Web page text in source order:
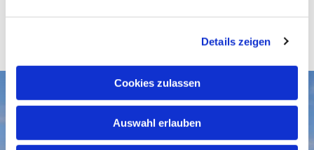
Details zeigen
Cookies zulassen
Auswahl erlauben
Aktuelles
Gottesdienste
Gemeindegruß-Archiv